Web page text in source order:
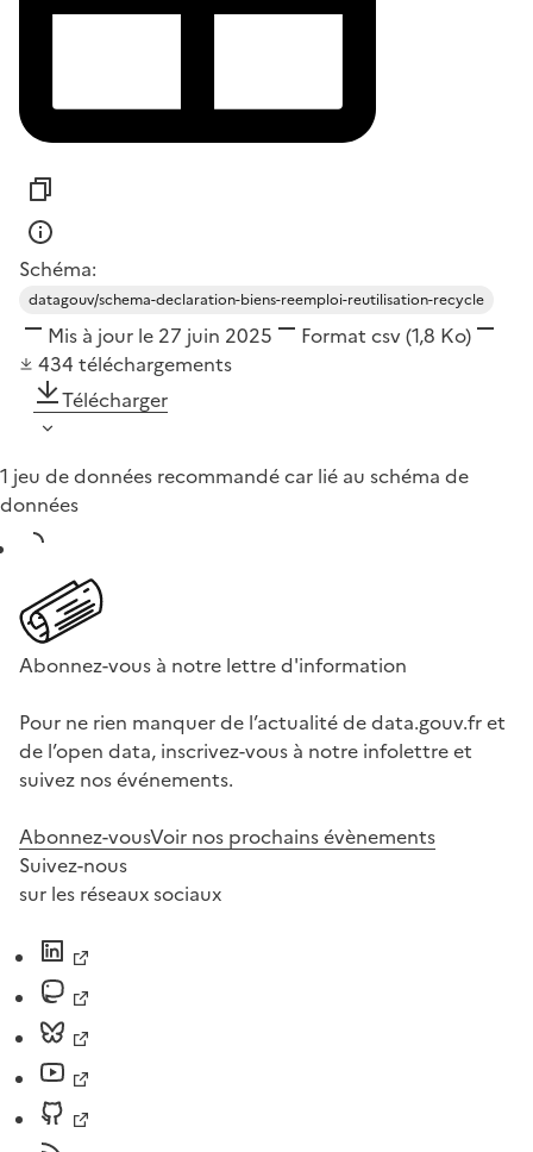
Schéma:
datagouv/schema-declaration-biens-reemploi-reutilisation-recycle
Mis à jour le 27 juin 2025 Format csv(1,8 Ko)
434 téléchargements
Télécharger
1 jeu de données recommandé car lié au schéma de
données
Abonnez-vous à notre lettre d'information
Pour ne rien manquer de l’actualité de data.gouv.fr et
de l’open data, inscrivez-vous à notre infolettre et
suivez nos événements.
Abonnez-vousVoir nos prochains évènements
Suivez-nous
sur les réseaux sociaux